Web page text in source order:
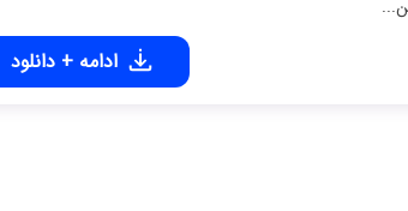
ادامه + دانلود